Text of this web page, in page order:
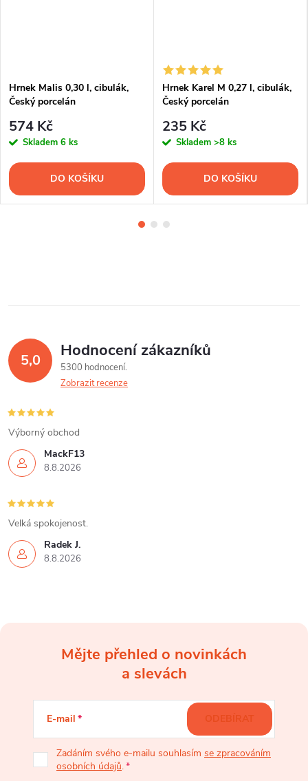
Hrnek Malis 0,30 l, cibulák,
Český porcelán
574 Kč
Skladem 6 ks
DO KOŠÍKU
Hrnek Karel M 0,27 l, cibulák,
Český porcelán
235 Kč
Skladem >8 ks
DO KOŠÍKU
5,0 Hodnocení zákazníků
5300 hodnocení
Zobrazit recenze
MackF13
8.8.2026
Výborný obchod
Radek J.
8.8.2026
Velká spokojenost.
Mějte přehled o novinkách
a slevách
E-mail
Zadáním svého e-mailu souhlasím se zpracováním
osobních údajů.
ODEBÍRAT